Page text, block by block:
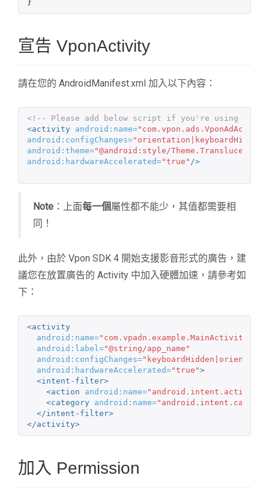
宣告 VponActivity
請在您的 AndroidManifest.xml 加入以下內容：
<!-- Please add below script if you're using SDK
<activity android:name=
android:configChanges=
android:theme="@android:style/Theme.Translucent"
android:hardwareAccelerated="true" />
Note ：上面每一個屬性都不能少，其值都需要相
同！
此外，由於 Vpon SDK 4 開始支援影音形式的廣告，建
議您在放置廣告的 Activity 中加入硬體加速，請參考如
下：
<activity
android:name="com.vpadn.example.MainActivity"
android:label="@string/app_name"
android:configChanges=
android:hardwareAccelerated="true">
<intent-filter>
<action
android:name=
<category android:name=
</intent-filter>
</activity>
加入 Permission